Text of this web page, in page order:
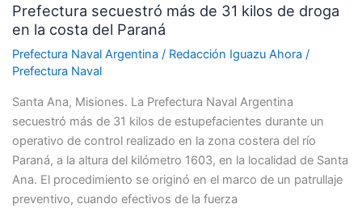
Prefectura secuestró más de 31 kilos de droga
en la costa del Paraná
Prefectura Naval Argentina / Redacción Iguazu Ahora /
Prefectura Naval
Santa Ana, Misiones. La Prefectura Naval Argentina
secuestró más de 31 kilos de estupefacientes durante un
operativo de control realizado en la zona costera del río
Paraná, a la altura del kilómetro 1603, en la localidad de Santa
Ana. El procedimiento se originó en el marco de un patrullaje
preventivo, cuando efectivos de la fuerza
la
costa
del
Paraná